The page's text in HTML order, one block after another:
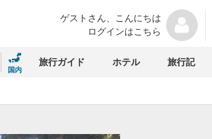
ゲストさん、 こんにちは
ログインはこちら
国内
旅行ガイド ホテル 旅行記